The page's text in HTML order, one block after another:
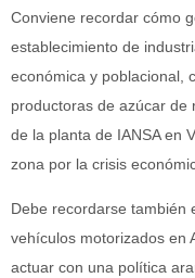
Conviene recordar cómo
establecimiento de
económica y poblacional,
productoras de azúcar de
de la planta de IANSA en
zona por la crisis
Debe recordarse también
vehículos motorizados en
actuar con una política